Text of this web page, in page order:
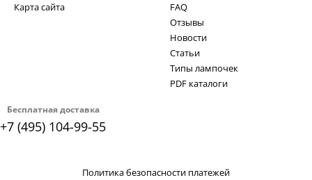
Бесплатная доставка
+7 (495) 104-99-55
Карта сайта
FAQ
Отзывы
Новости
Статьи
Типы лампочек
PDF каталоги
Политика безопасности платежей